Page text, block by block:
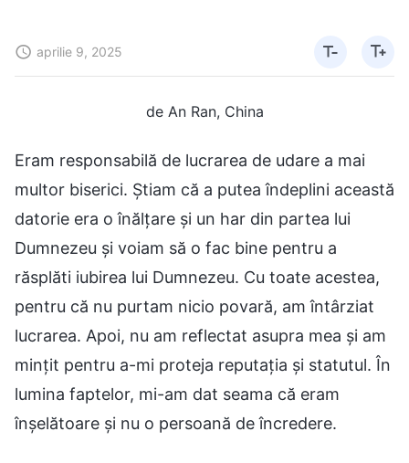
aprilie 9, 2025
de An Ran, China
Eram responsabilă de lucrarea de udare a mai
multor biserici. Știam că a putea îndeplini această
datorie era o înălțare și un har din partea lui
Dumnezeu și voiam să o fac bine pentru a
răsplăti iubirea lui Dumnezeu. Cu toate acestea,
pentru că nu purtam nicio povară, am întârziat
lucrarea. Apoi, nu am reflectat asupra mea și am
mințit pentru a-mi proteja reputația și statutul. În
lumina faptelor, mi-am dat seama că eram
înșelătoare și nu o persoană de încredere.